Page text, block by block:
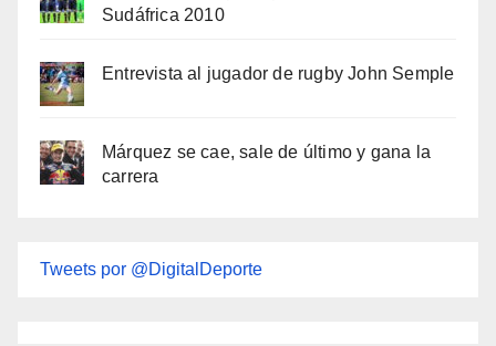
Sudáfrica 2010
Entrevista al jugador de rugby John Semple
Márquez se cae, sale de último y gana la
carrera
Tweets por @DigitalDeporte